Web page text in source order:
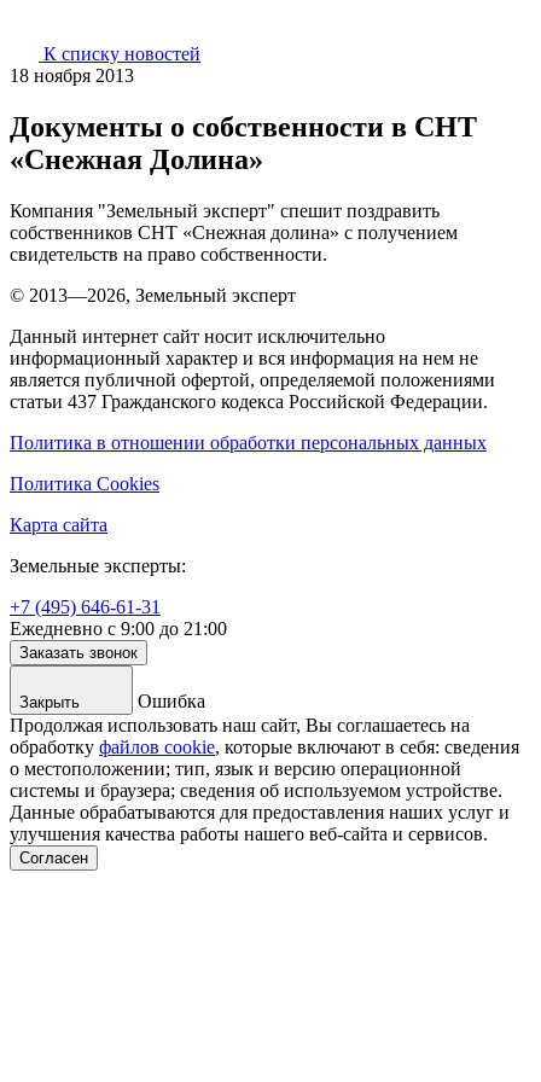
К списку новостей
18 ноября 2013
Документы о собственности в СНТ
«Снежная Долина»
Компания "Земельный эксперт" спешит поздравить
собственников СНТ «Снежная долина» с получением
свидетельств на право собственности.
© 2013—2026, Земельный эксперт
Данный интернет сайт носит исключительно
информационный характер и вся информация на нем не
является публичной офертой, определяемой положениями
статьи 437 Гражданского кодекса Российской Федерации.
Политика в отношении обработки персональных данных
Политика Cookies
Карта сайта
Земельные эксперты:
+7 (495) 646-61-31
Ежедневно с 9:00 до 21:00
Заказать звонок
Закрыть
Ошибка
Продолжая использовать наш сайт, Вы соглашаетесь на
обработку файлов cookie, которые включают в себя: сведения
о местоположении; тип, язык и версию операционной
системы и браузера; сведения об используемом устройстве.
Данные обрабатываются для предоставления наших услуг и
улучшения качества работы нашего веб-сайта и сервисов.
Согласен